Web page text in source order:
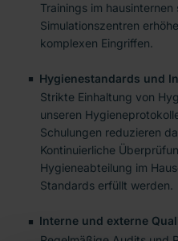
Trainings im hausinternen
Simulationszentren
komplexen Eingriffen.
Hygienestandards und
Strikte Einhaltung von
unseren
Schulungen reduzieren
Kontinuierliche
Hygieneabteilung im
Standards erfüllt werden.
Interne und externe